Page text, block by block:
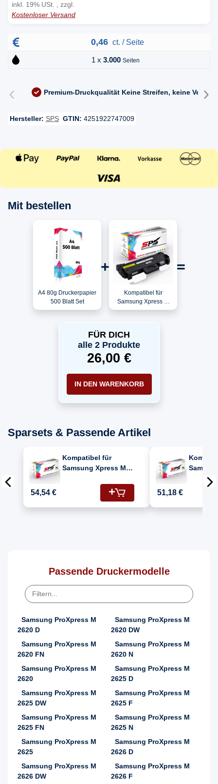
inkl. 19% USt. , zzgl.
Kostenloser Versand
0,46 ct. / Seite
1 x 3.000 Seiten
‹ Premium-Druckqualität Keine Streifen, keine ›
Hersteller: SPS GTIN: 4251922747009
Mit bestellen
A4 80g Druckerpapier
500 Blatt Set
Kompatibel für
Samsung Xpress M
2825 N / MLT-
FÜR DICH
alle 2 Produkte
26,00 €
IN DEN WARENKORB
Sparsets & Passende Artikel
Kompatibel für
Samsung Xpress M
Toner-Kit Schwarz
54,54 €
2825 N
Toner-
51,18 €
Passende Druckermodelle
Samsung ProXpress M
2620 D
Samsung ProXpress M
2620 DW
Samsung ProXpress M
2620 FN
Samsung ProXpress M
2620 N
Samsung ProXpress M
2620
Samsung ProXpress M
2625 D
Samsung ProXpress M
2625 DW
Samsung ProXpress M
2625 F
Samsung ProXpress M
2625 FN
Samsung ProXpress M
2625 N
Samsung ProXpress M
2625
Samsung ProXpress M
2626 D
Samsung ProXpress M
2626 DW
Samsung ProXpress M
2626 F